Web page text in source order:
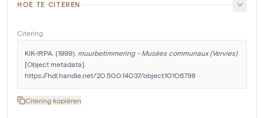
HOE TE CITEREN
Citering
KIK-IRPA. (1999). muurbetimmering - Musées communaux (Vervies)
[Object metadata].
https://hdl.handle.net/20.500.14037/object.10106798
Citering kopiëren